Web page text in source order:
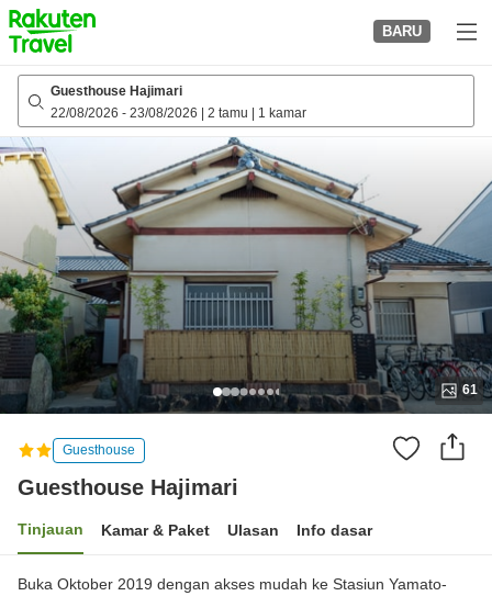
to
top
page
BARU
Guesthouse Hajimari
22/08/2026 - 23/08/2026 2 tamu 1 kamar
61
Guesthouse
Guesthouse Hajimari
Tinjauan Kamar & Paket Ulasan Info dasar
Buka Oktober 2019 dengan akses mudah ke Stasiun Yamato-